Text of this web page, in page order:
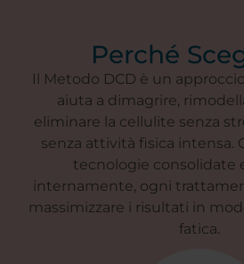
Perché
Il Metodo DCD è un
aiuta a dimagrire,
eliminare la cellulite senza
senza attività fisica intensa.
tecnologie consolidate
internamente, ogni
massimizzare i risultati in
fatica.